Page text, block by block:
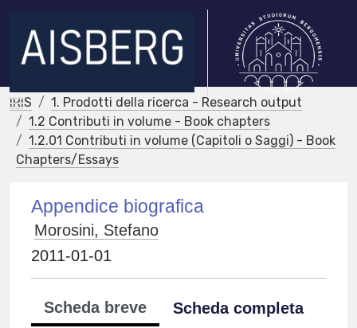
IRIS
1. Prodotti della ricerca - Research output
1.2 Contributi in volume - Book chapters
1.2.01 Contributi in volume (Capitoli o Saggi) - Book
Chapters/Essays
Appendice biografica
Morosini, Stefano
2011-01-01
Scheda breve
Scheda completa